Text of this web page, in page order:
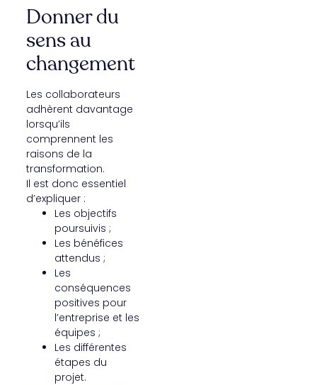
Donner du
sens au
changement
Les collaborateurs
adhèrent davantage
lorsqu’ils
comprennent les
raisons de la
transformation.
Il est donc essentiel
d’expliquer :
Les objectifs
poursuivis ;
Les bénéfices
attendus ;
Les
conséquences
positives pour
l’entreprise et les
équipes ;
Les différentes
étapes du
projet.